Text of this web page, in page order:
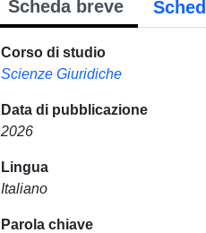
Scheda breve
Corso di studio
Scienze Giuridiche
Data di pubblicazione
2026
Lingua
Italiano
Parola chiave